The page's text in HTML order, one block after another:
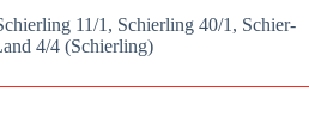
11/1, Schier­ling 40/1, Schier­
4/4 (Schier­ling)